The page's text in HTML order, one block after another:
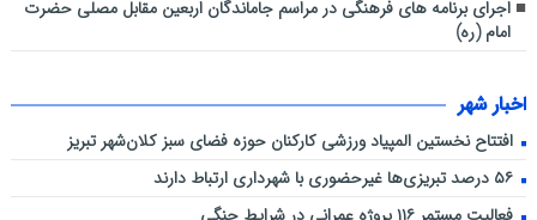
اجرای برنامه های فرهنگی در مراسم جاماندگان اربعین مقابل مصلی حضرت
امام (ره)
اخبار شهر
افتتاح نخستین المپیاد ورزشی کارکنان حوزه فضای سبز کلان‌شهر تبریز
۵۶ درصد تبریزی‌ها غیرحضوری با شهرداری ارتباط دارند